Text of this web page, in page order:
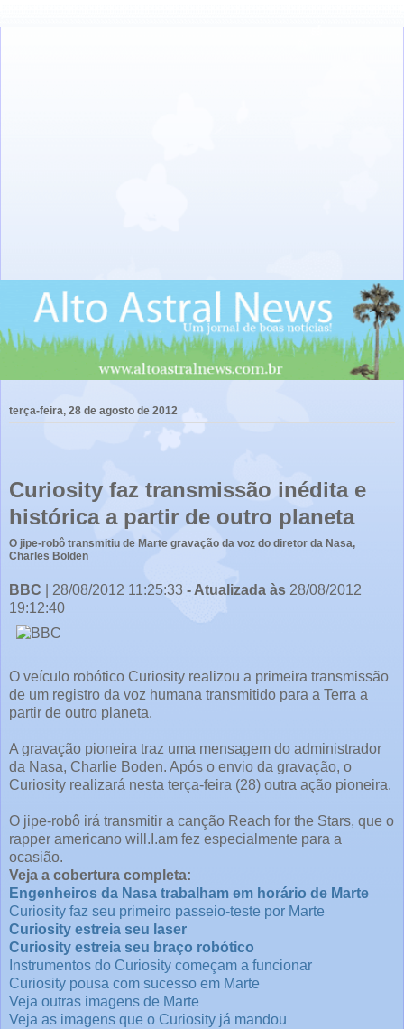
terça-feira, 28 de agosto de 2012
Curiosity faz transmissão inédita e
histórica a partir de outro planeta
O jipe-robô transmitiu de Marte gravação da voz do diretor da Nasa,
Charles Bolden
BBC 28/08/2012 11:25:33 - Atualizada às 28/08/2012
19:12:40
O veículo robótico Curiosity realizou a primeira transmissão
de um registro da voz humana transmitido para a Terra a
partir de outro planeta.
A gravação pioneira traz uma mensagem do administrador
da Nasa, Charlie Boden. Após o envio da gravação, o
Curiosity realizará nesta terça-feira (28) outra ação pioneira.
O jipe-robô irá transmitir a canção Reach for the Stars, que o
rapper americano will.I.am fez especialmente para a
ocasião.
Veja a cobertura completa:
Engenheiros da Nasa trabalham em horário de Marte
Curiosity faz seu primeiro passeio-teste por Marte
Curiosity estreia seu laser
Curiosity estreia seu braço robótico
Instrumentos do Curiosity começam a funcionar
Curiosity pousa com sucesso em Marte
Veja outras imagens de Marte
Veja as imagens que o Curiosity já mandou